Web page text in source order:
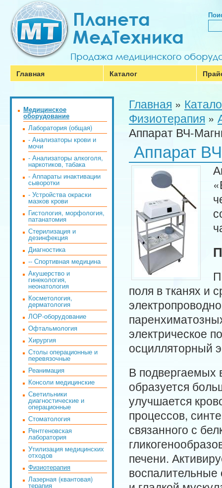
Главная Каталог
Главная »
Физиотерапия »
Аппарат ВЧ-
Аппарат
поля в тканях и
электрическое
осцилляторный
В подвергаемых
образуется
улучшается
процессов,
связанного с
печени.
воспалительные
Медицинское
оборудование
Лаборатория (общая)
- Анализаторы крови и
мочи
- Анализаторы алкоголя,
наркотиков, табака
- Аппараты инактивации
сыворотки
- Устройства окраски
мазков крови
Гистология, морфология,
патанатомия
Стерилизация и
дезинфекция
Диагностика
-- Спортивная медицина
Акушерство и
гинекология,
неонатология
Косметология,
дерматология
ЛОР-оборудование
Офтальмология
Хирургия
Столы операционные и
перевязочные
Реанимация
Консоли медицинские
Светильники
диагностические и
операционные
Стоматология
Рентгеновская
лаборатория
Утилизация медицинских
отходов
Физиотерапия
Лазерная (квантовая)
терапия